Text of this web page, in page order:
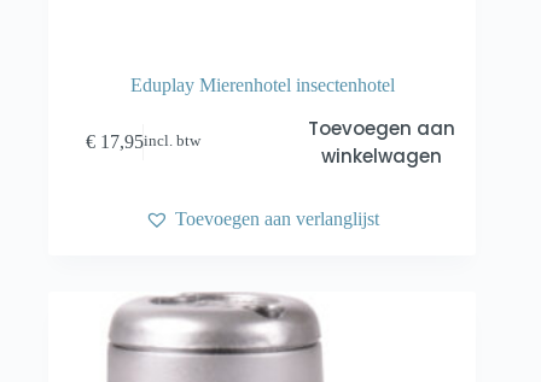
Eduplay Mierenhotel insectenhotel
€ 17,95incl. btw
Toevoegen aan
winkelwagen
Toevoegen aan verlanglijst